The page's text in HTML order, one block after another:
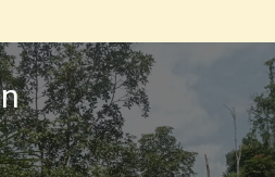
al género para
laguna reforzando
en los
la investigación y la